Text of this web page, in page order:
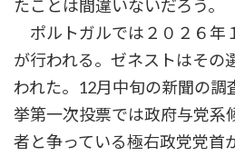
たことは間違いないだろう。
ポルトガルでは２０２６年
が行われる。ゼネストはその
われた。12月中旬の新聞の調
挙第一次投票では政府与党系
者と争っている極右政党党首